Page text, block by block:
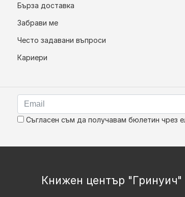
Бърза доставка
Забрави ме
Често задавани въпроси
Кариери
Съгласен съм да получавам бюлетин чрез
Книжен център "Гринуич"